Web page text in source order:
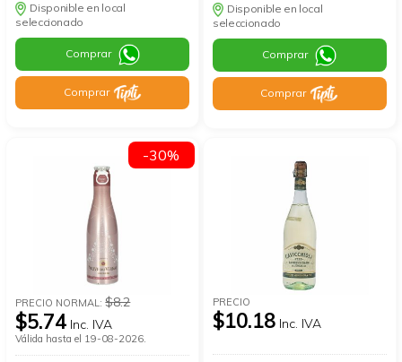
Disponible en local
seleccionado
Comprar
Comprar
Disponible en local
seleccionado
Comprar
Comprar
PRECIO NORMAL:$8.2
$5.74 Inc. IVA
Válida hasta el 19-08-2026.
-30%
PRECIO
$10.18 Inc. IVA